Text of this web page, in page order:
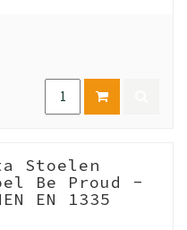
Stoelen
Be Proud -
EN 1335